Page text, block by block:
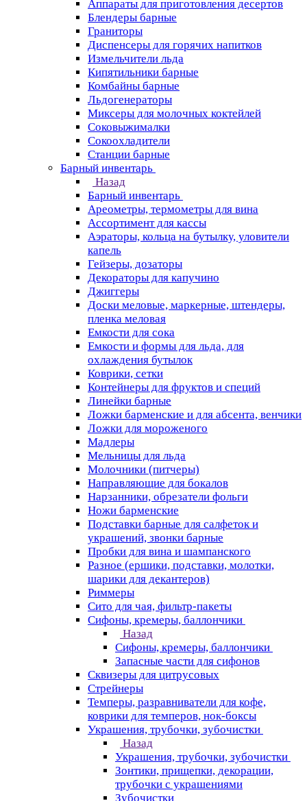
Аппараты для приготовления десертов
Блендеры барные
Граниторы
Диспенсеры для горячих напитков
Измельчители льда
Кипятильники барные
Комбайны барные
Льдогенераторы
Миксеры для молочных коктейлей
Соковыжималки
Сокоохладители
Станции барные
Барный инвентарь
Назад
Барный инвентарь
Ареометры, термометры для вина
Ассортимент для кассы
Аэраторы, кольца на бутылку, уловители
капель
Гейзеры, дозаторы
Декораторы для капучино
Джиггеры
Доски меловые, маркерные, штендеры,
пленка меловая
Емкости для сока
Емкости и формы для льда, для
охлаждения бутылок
Коврики, сетки
Контейнеры для фруктов и специй
Линейки барные
Ложки барменские и для абсента, венчики
Ложки для мороженого
Мадлеры
Мельницы для льда
Молочники (питчеры)
Направляющие для бокалов
Нарзанники, обрезатели фольги
Ножи барменские
Подставки барные для салфеток и
украшений, звонки барные
Пробки для вина и шампанского
Разное (ершики, подставки, молотки,
шарики для декантеров)
Риммеры
Сито для чая, фильтр-пакеты
Сифоны, кремеры, баллончики
Назад
Сифоны, кремеры, баллончики
Запасные части для сифонов
Сквизеры для цитрусовых
Стрейнеры
Темперы, разравниватели для кофе,
коврики для темперов, нок-боксы
Украшения, трубочки, зубочистки
Назад
Украшения, трубочки, зубочистки
Зонтики, прищепки, декорации,
трубочки с украшениями
Зубочистки